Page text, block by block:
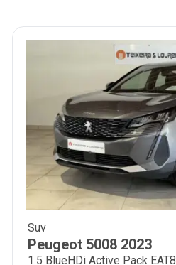
Suv
Peugeot 5008 2023
1.5 BlueHDi Active Pack EAT8